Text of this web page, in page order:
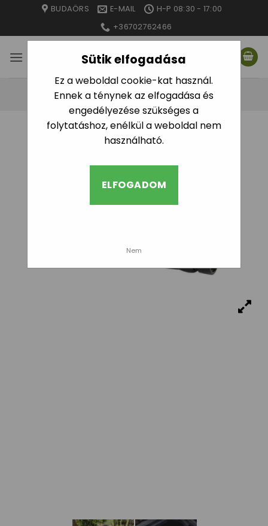
Sütik elfogadása
Ez a weboldal cookie-kat használ.
Ennek a ténynek az elfogadása és
engedélyezése szükséges a
folytatáshoz, enélkül a weboldal nem
használható.
ELFOGADOM
Nem
content
BUDAÖRS E-MAIL
H-P 08:30 - 17:00
+36702762466